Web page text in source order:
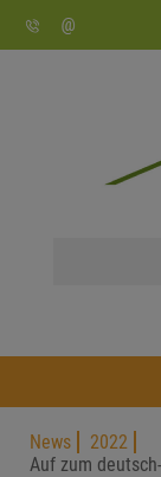
News
2022
Auf zum